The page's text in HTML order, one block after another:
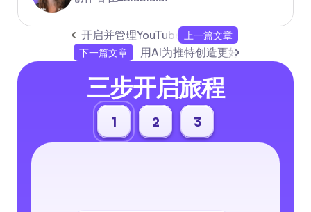
开启并管理YouTube评论上一篇文章
下一篇文章
用AI为推特创造更好的推文
三步开启旅程
1 2 3